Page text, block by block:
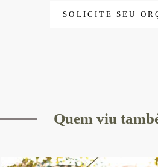
SOLICITE SEU
Quem viu